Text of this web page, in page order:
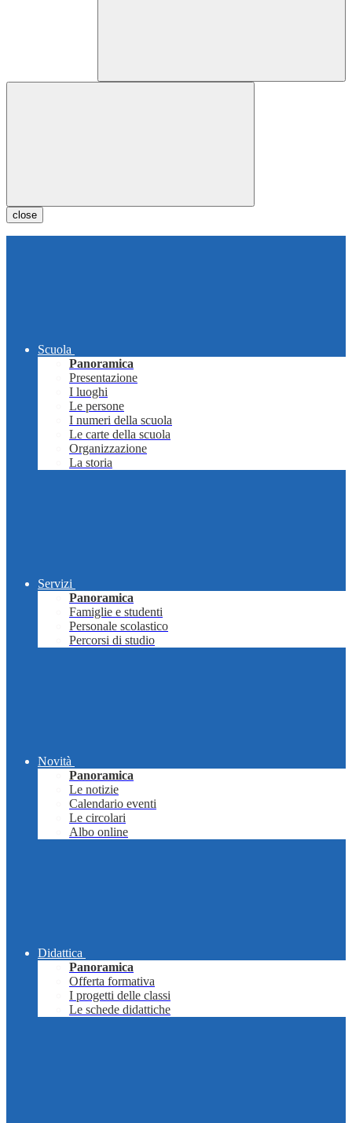
close
Scuola
Panoramica
Presentazione
I luoghi
Le persone
I numeri della scuola
Le carte della scuola
Organizzazione
La storia
Servizi
Panoramica
Famiglie e studenti
Personale scolastico
Percorsi di studio
Novità
Panoramica
Le notizie
Calendario eventi
Le circolari
Albo online
Didattica
Panoramica
Offerta formativa
I progetti delle classi
Le schede didattiche